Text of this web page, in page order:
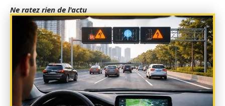
Ne ratez rien de l'actu